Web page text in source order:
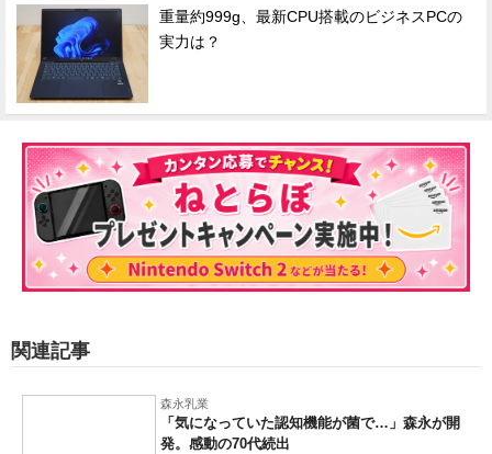
重量約999g、最新CPU搭載のビジネスPCの
実力は？
関連記事
森永乳業
「気になっていた認知機能が菌で…」森永が開
発。感動の70代続出